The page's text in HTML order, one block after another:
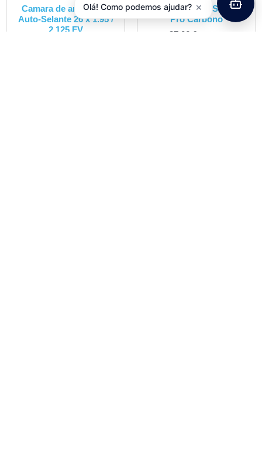
Camara de ar OZONE
Auto-Selante 26 x 1.95 /
2.125 FV
Tampa Direção FSA 1-1/8″
Pro Carbono
27,06 €
Olá! Como podemos ajudar? ×